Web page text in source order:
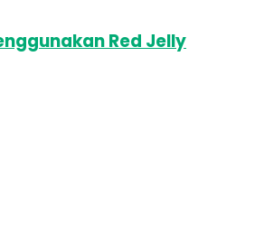
Red Jelly